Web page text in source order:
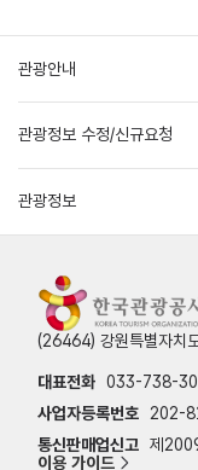
관광안내
관광정보 수정/신규요청
관광정보
(26464) 강원특별자치
대표전화 033-738-
사업자등록번호
202-
통신판매업신고 제
이용 가이드